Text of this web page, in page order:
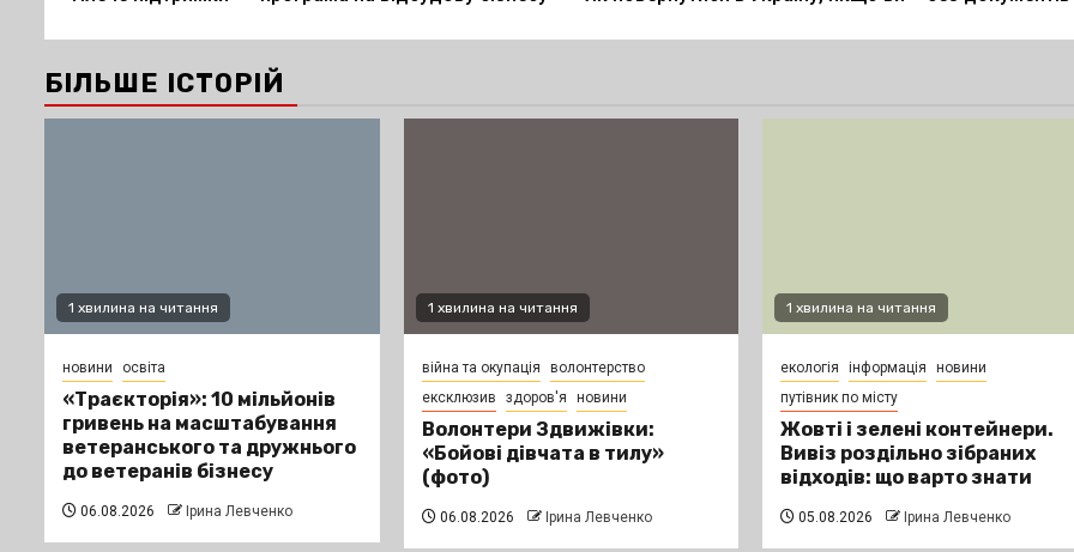
navigation
БІЛЬШЕ ІСТОРІЙ
1 хвилина на читання
новини освіта
«Траєкторія»: 10 мільйонів
гривень на масштабування
ветеранського та дружнього
до ветеранів бізнесу
06.08.2026 Ірина Левченко
1 хвилина на читання
війна та окупація
волонтерство
ексклюзив
здоров'я новини
Волонтери Здвижівки:
«Бойові дівчата в тилу»
(фото)
06.08.2026 Ірина Левченко
1 хвилина на читання
екологія інформація
новини
путівник по місту
Жовті і зелені контейнери.
Вивіз роздільно зібраних
відходів: що варто знати
05.08.2026 Ірина Левченко